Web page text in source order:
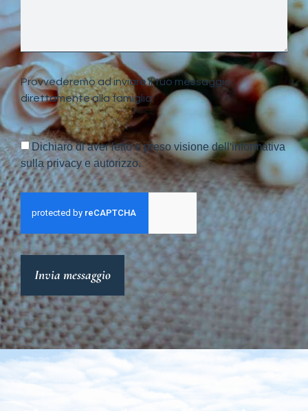
Provvederemo ad inviare il tuo messaggio
direttamente alla famiglia.
Dichiaro di aver letto e preso visione dell'informativa
sulla privacy e autorizzo.
Invia messaggio